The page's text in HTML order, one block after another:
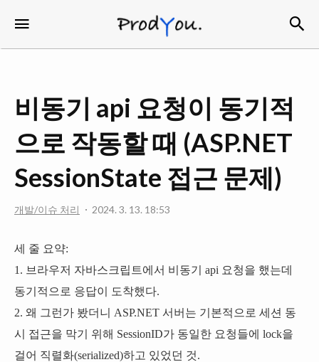
ProdYou
비동기 api 요청이 동기적
으로 작동할 때 (ASP.NET
SessionState 접근 문제)
개발/이슈 처리 2024. 3. 13. 18:53
세 줄 요약:
1. 브라우저 자바스크립트에서 비동기 api 요청을 했는데
동기적으로 응답이 도착했다.
2. 왜 그런가 봤더니 ASP.NET 서버는 기본적으로 세션 동
시 접근을 막기 위해 SessionID가 동일한 요청들에 lock을
걸어 직렬화(serialized)하고 있었던 것.